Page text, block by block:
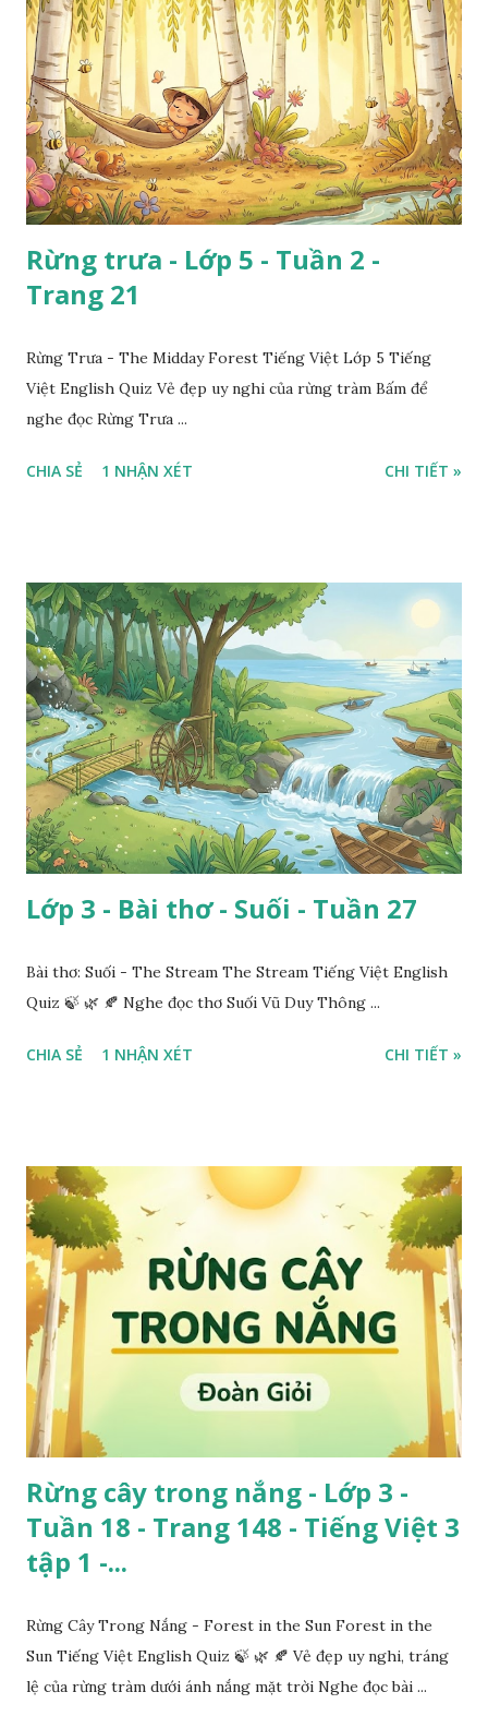
Rừng trưa - Lớp 5 - Tuần 2 -
Trang 21
Rừng Trưa - The Midday Forest Tiếng Việt Lớp 5 Tiếng
Việt English Quiz Vẻ đẹp uy nghi của rừng tràm Bấm để
nghe đọc Rừng Trưa ...
CHIA SẺ 1 NHẬN XÉT CHI TIẾT »
Lớp 3 - Bài thơ - Suối - Tuần 27
Bài thơ: Suối - The Stream The Stream Tiếng Việt English
Quiz 🍃 🌿 🍂 Nghe đọc thơ Suối Vũ Duy Thông ...
CHIA SẺ 1 NHẬN XÉT CHI TIẾT »
Rừng cây trong nắng - Lớp 3 -
Tuần 18 - Trang 148 - Tiếng Việt 3
tập 1 -...
Rừng Cây Trong Nắng - Forest in the Sun Forest in the
Sun Tiếng Việt English Quiz 🍃 🌿 🍂 Vẻ đẹp uy nghi, tráng
lệ của rừng tràm dưới ánh nắng mặt trời Nghe đọc bài ...